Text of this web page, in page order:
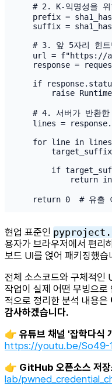
# 2. K-익명성을
prefix =
suffix =
# 3. 앞 5자리 힌트
url = f"https://
response =
if
raise
# 4. 서버가 반환
lines =
for line in
if
return
return 0  # 유출
현업 표준인
용자가 브라우저에서 편리
보드 UI를 얹어 패키징했습
전체 소스코드와 구체적인
작업이 실제 어떤 무빙으
적으로 정리한 분석 내용은
감사하겠습니다.
👉 유튜브 채널 '잡학다식
https://youtu.be/So49-
👉 GitHub 오픈소스 저
lab/